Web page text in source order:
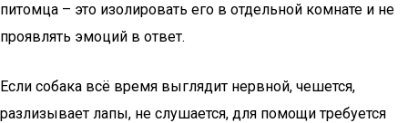
питомца – это изолировать его в отдельной комнате и не
проявлять эмоций в ответ.
Если собака всё время выглядит нервной, чешется,
разлизывает лапы, не слушается, для помощи требуется